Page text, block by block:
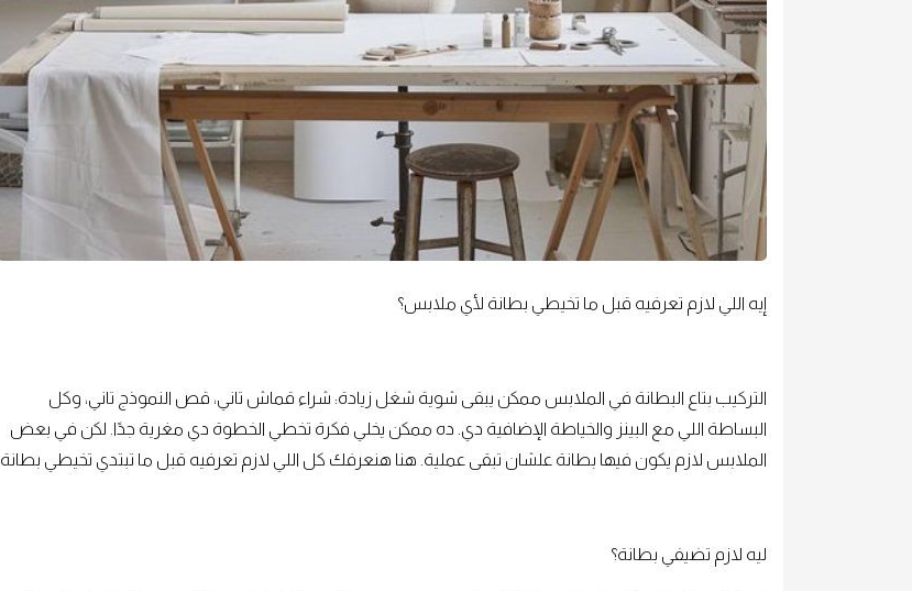
إيه اللي لازم تعرفيه قبل ما تخيطي بطانة لأي ملابس؟
التركيب بتاع البطانة في الملابس ممكن يبقى شوية شغل زيادة: شراء قماش تاني، قص النموذج تاني، وكل
البساطة اللي مع البينز والخياطة الإضافية دي. ده ممكن يخلي فكرة تخطي الخطوة دي مغرية جدًا. لكن في بعض
الملابس لازم يكون فيها بطانة علشان تبقى عملية. هنا هنعرفك كل اللي لازم تعرفيه قبل ما تبتدي تخيطي بطانة.
ليه لازم تضيفي بطانة؟